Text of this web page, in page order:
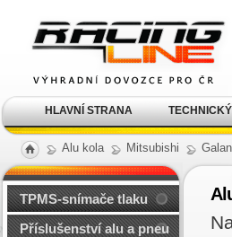
Alu kola Mitsubishi
TPMS-snímače tlaku
Příslušenství alu a pneu
kola Racing Line
HLAVNÍ STRANA